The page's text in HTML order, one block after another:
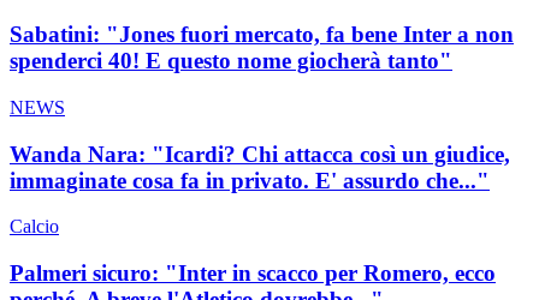
Sabatini: "Jones fuori mercato, fa bene Inter a non
spenderci 40! E questo nome giocherà tanto"
NEWS
Wanda Nara: "Icardi? Chi attacca così un giudice,
immaginate cosa fa in privato. E' assurdo che..."
Calcio
Palmeri sicuro: "Inter in scacco per Romero, ecco